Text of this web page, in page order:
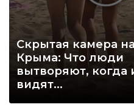
Скрытая камера
Крыма: Что люди
вытворяют, когда
видят...